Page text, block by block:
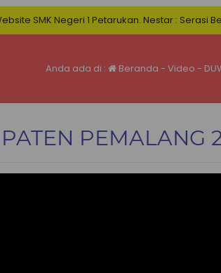
SMK Negeri 1 Petarukan. Nestar : Serasi
Anda ada di : Beranda - Video -
PEMALANG